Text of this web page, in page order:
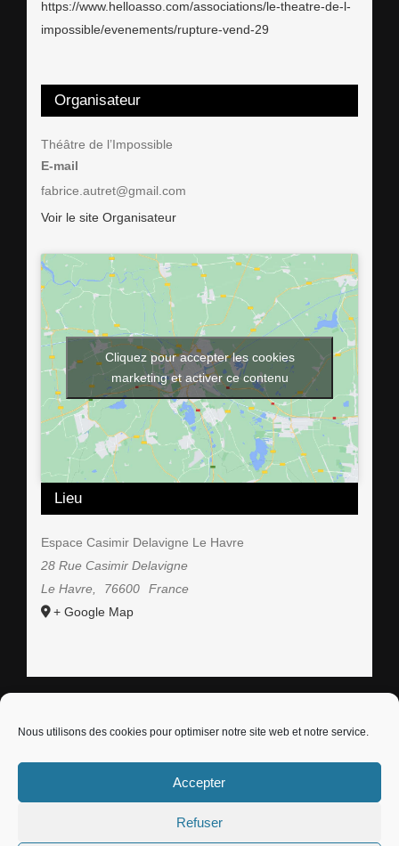
Nous utilisons des cookies pour optimiser notre site web et notre service.
Accepter
Refuser
https://www.helloasso.com/associations/le-theatre-de-l-
impossible/evenements/rupture-vend-29
Organisateur
Théâtre de l’Impossible
E-mail
fabrice.autret@gmail.com
Voir le site Organisateur
Lieu
Espace Casimir Delavigne Le Havre
28 Rue Casimir Delavigne
Le Havre, 76600
France
+ Google Map
Cliquez pour accepter les cookies
marketing et activer ce contenu
Reserved | Powered by
FacebookInstagram